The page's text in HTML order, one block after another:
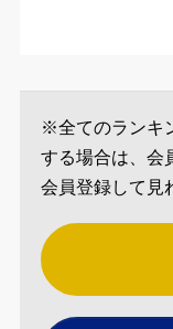
※全てのランキ
する場合は、会
会員登録して見